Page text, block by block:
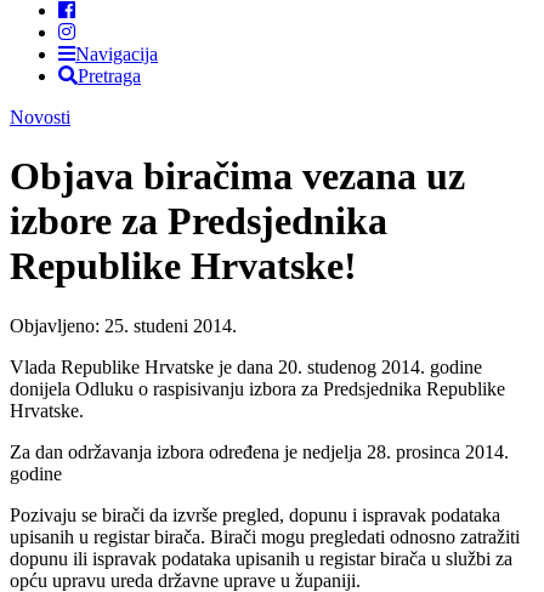
Navigacija
Pretraga
Novosti
Objava biračima vezana uz
izbore za Predsjednika
Republike Hrvatske!
Objavljeno: 25. studeni 2014.
Vlada Republike Hrvatske je dana 20. studenog 2014. godine
donijela Odluku o raspisivanju izbora za Predsjednika Republike
Hrvatske.
Za dan održavanja izbora određena je nedjelja 28. prosinca 2014.
godine
Pozivaju se birači da izvrše pregled, dopunu i ispravak podataka
upisanih u registar birača. Birači mogu pregledati odnosno zatražiti
dopunu ili ispravak podataka upisanih u registar birača u službi za
opću upravu ureda državne uprave u županiji.